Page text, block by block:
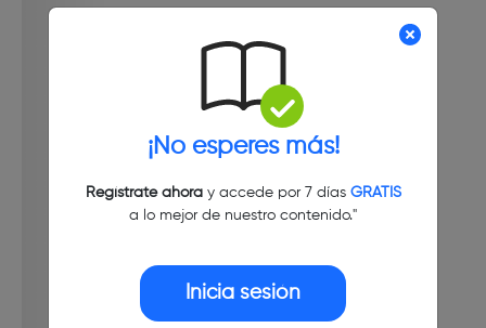
¡No esperes más!
Regístrate ahoray accede por 7 días GRATIS
a lo mejor de nuestro contenido."
Inicia sesión